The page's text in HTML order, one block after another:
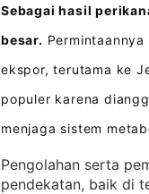
Sebagai hasil
besar.
ekspor, terutama ke
populer karena
menjaga sistem
Pengolahan serta
pendekatan, baik di